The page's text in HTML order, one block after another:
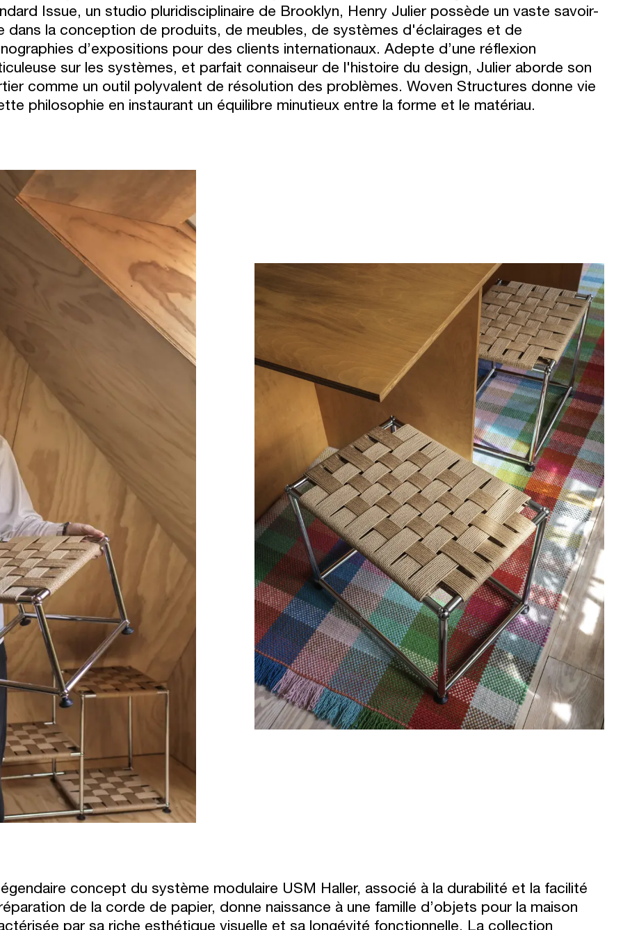
Issue, un studio pluridisciplinaire de Brooklyn, Henry Julier possède un vaste savoir-
dans la conception de produits, de meubles, de systèmes d'éclairages et de
d’expositions pour des clients internationaux. Adepte d’une réflexion
sur les systèmes, et parfait connaiseur de l'histoire du design, Julier aborde son
comme un outil polyvalent de résolution des problèmes. Woven Structures donne vie
philosophie en instaurant un équilibre minutieux entre la forme et le matériau.
concept du système modulaire USM Haller, associé à la durabilité et la facilité
de la corde de papier, donne naissance à une famille d’objets pour la maison
par sa riche esthétique visuelle et sa longévité fonctionnelle. La collection